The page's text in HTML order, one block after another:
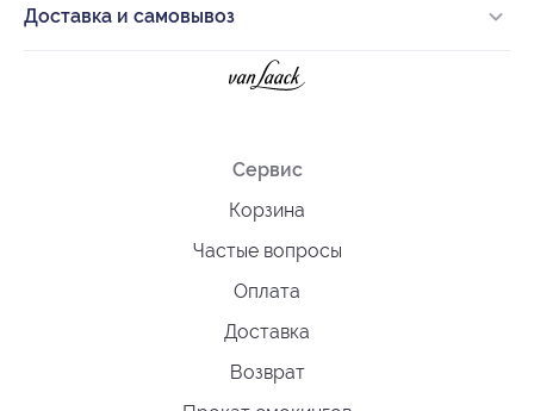
Доставка и самовывоз
Сервис
Корзина
Частые вопросы
Оплата
Доставка
Возврат